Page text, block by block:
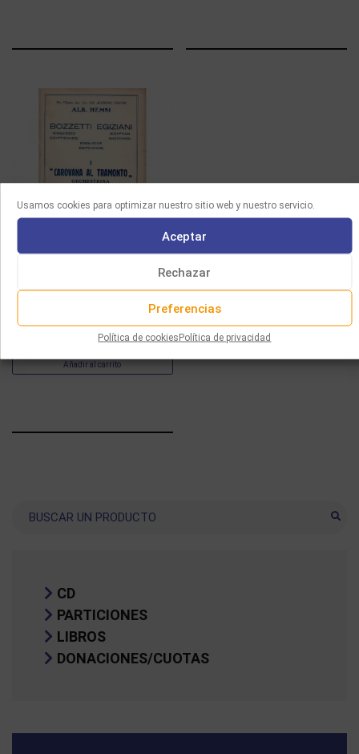
Usamos cookies para optimizar nuestro sitio web y nuestro servicio.
Aceptar
Rechazar
Preferencias
Política de cookiesPolítica de privacidad
HEMSI – CAROVANA AL
Añadir al carrito
Buscar
CD
PARTICIONES
LIBROS
DONACIONES/CUOTAS